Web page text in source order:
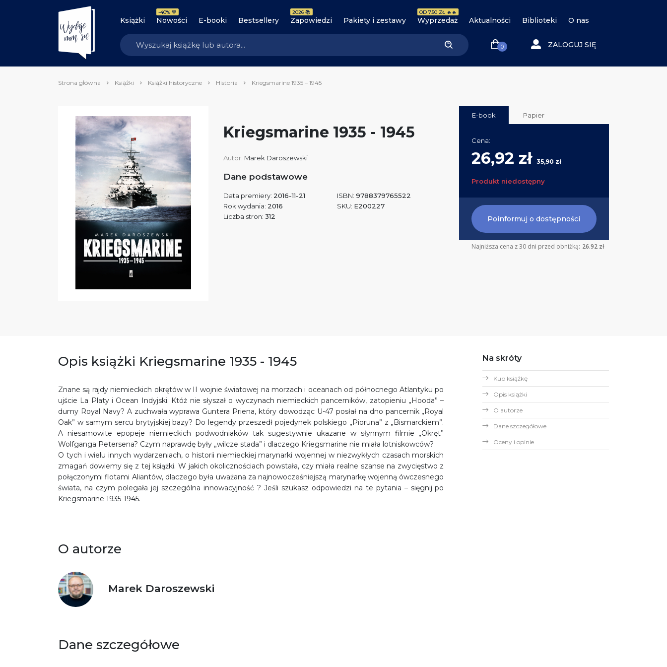
Książki Nowości
-40% 💙
E-booki Bestsellery Zapowiedzi
2026 📚
Pakiety i zestawy Wyprzedaż
OD 7.50 ZŁ 🔥🔥
Aktualności Biblioteki O nas
0 ZALOGUJ SIĘ
Strona główna Książki Książki historyczne Historia Kriegsmarine 1935 – 1945
Kriegsmarine 1935 - 1945
Autor: Marek Daroszewski
Dane podstawowe
Data premiery: 2016-11-21
Rok wydania: 2016
Liczba stron: 312
ISBN: 9788379765522
SKU: E200227
E-book Papier
Cena:
26,92 zł35,90 zł
Produkt niedostępny
Poinformuj o dostępności
Najniższa cena z 30 dni przed obniżką: 26.92 zł
Opis książki Kriegsmarine 1935 - 1945
Znane są rajdy niemieckich okrętów w II wojnie światowej na morzach i oceanach od północnego Atlantyku po
ujście La Platy i Ocean Indyjski. Któż nie słyszał o wyczynach niemieckich pancerników, zatopieniu „Hooda” –
dumy Royal Navy? A zuchwała wyprawa Guntera Priena, który dowodząc U-47 posłał na dno pancernik „Royal
Oak” w samym sercu brytyjskiej bazy? Do legendy przeszedł pojedynek polskiego „Pioruna” z „Bismarckiem”.
A niesamowite epopeje niemieckich podwodniaków tak sugestywnie ukazane w słynnym filmie „Okręt”
Wolfganga Petersena? Czym naprawdę były „wilcze stada” i dlaczego Kriegsmarine nie miała lotniskowców?
O tych i wielu innych wydarzeniach, o historii niemieckiej marynarki wojennej w niezwykłych czasach morskich
zmagań dowiemy się z tej książki. W jakich okolicznościach powstała, czy miała realne szanse na zwycięstwo z
połączonymi flotami Aliantów, dlaczego była uważana za najnowocześniejszą marynarkę wojenną ówczesnego
świata, na czym polegała jej szczególna innowacyjność ? Jeśli szukasz odpowiedzi na te pytania – sięgnij po
Kriegsmarine 1935-1945.
O autorze
Marek Daroszewski
Dane szczegółowe
Na skróty
Kup książkę
Opis książki
O autorze
Dane szczegółowe
Oceny i opinie